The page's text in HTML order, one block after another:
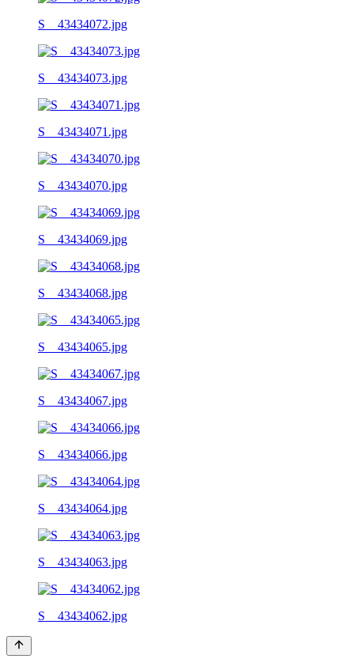
S__43434072.jpg
S__43434073.jpg
S__43434071.jpg
S__43434070.jpg
S__43434069.jpg
S__43434068.jpg
S__43434065.jpg
S__43434067.jpg
S__43434066.jpg
S__43434064.jpg
S__43434063.jpg
S__43434062.jpg